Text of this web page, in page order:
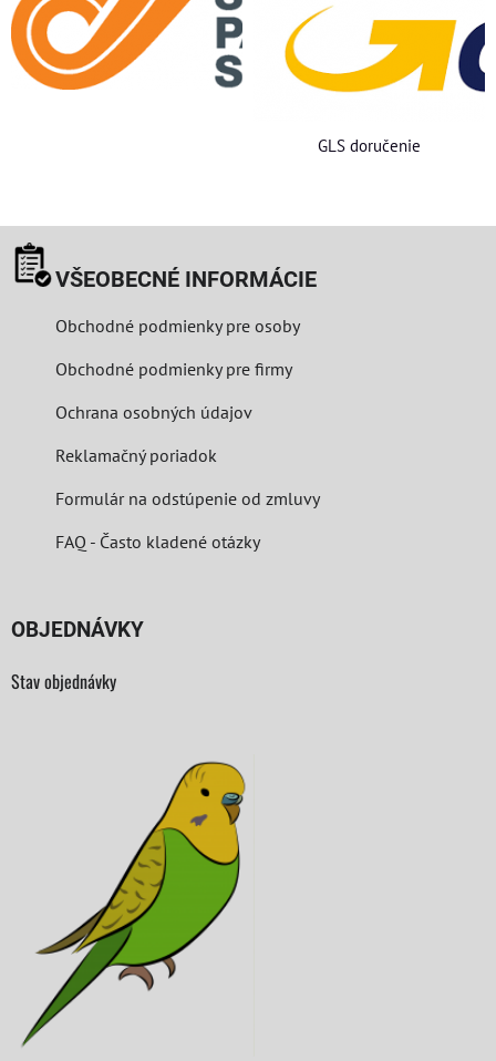
GLS doručenie
VŠEOBECNÉ INFORMÁCIE
Obchodné podmienky pre osoby
Obchodné podmienky pre firmy
Ochrana osobných údajov
Reklamačný poriadok
Formulár na odstúpenie od zmluvy
FAQ - Často kladené otázky
OBJEDNÁVKY
Stav objednávky